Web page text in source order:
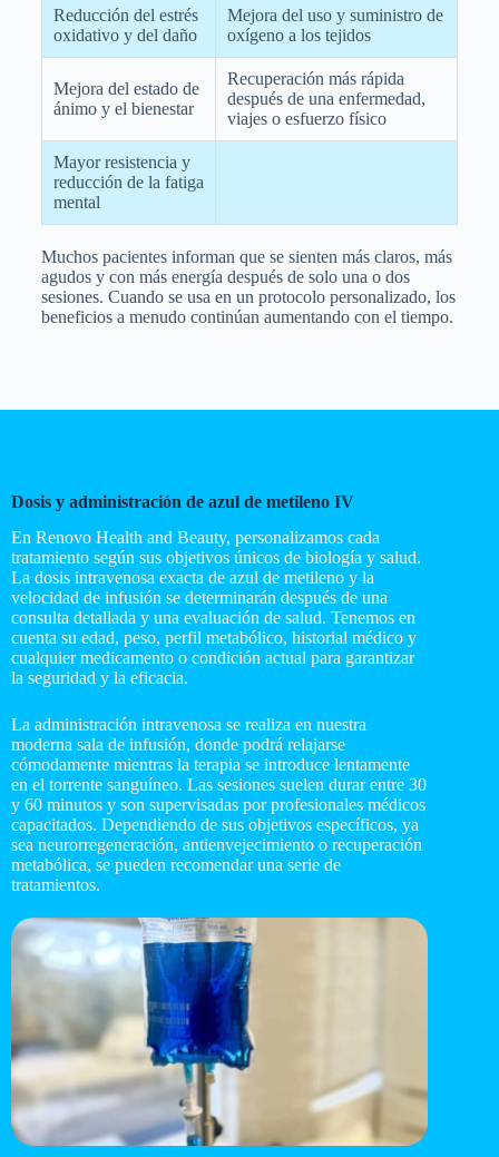
Reducción del estrés
oxidativo y del daño
Mejora del uso y suministro de
oxígeno a los tejidos
Mejora del estado de
ánimo y el bienestar
Recuperación más rápida
después de una enfermedad,
viajes o esfuerzo físico
Mayor resistencia y
reducción de la fatiga
mental
Muchos pacientes informan que se sienten más claros, más
agudos y con más energía después de solo una o dos
sesiones. Cuando se usa en un protocolo personalizado, los
beneficios a menudo continúan aumentando con el tiempo.
Dosis y administración de azul de metileno IV
En Renovo Health and Beauty, personalizamos cada
tratamiento según sus objetivos únicos de biología y salud.
La dosis intravenosa exacta de azul de metileno y la
velocidad de infusión se determinarán después de una
consulta detallada y una evaluación de salud. Tenemos en
cuenta su edad, peso, perfil metabólico, historial médico y
cualquier medicamento o condición actual para garantizar
la seguridad y la eficacia.
La administración intravenosa se realiza en nuestra
moderna sala de infusión, donde podrá relajarse
cómodamente mientras la terapia se introduce lentamente
en el torrente sanguíneo. Las sesiones suelen durar entre 30
y 60 minutos y son supervisadas por profesionales médicos
capacitados. Dependiendo de sus objetivos específicos, ya
sea neurorregeneración, antienvejecimiento o recuperación
metabólica, se pueden recomendar una serie de
tratamientos.